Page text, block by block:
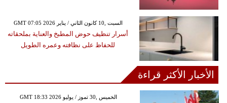
GMT 07:05 2026 السبت ,10 كانون الثاني / يناير
أسرار تنظيف حوض المطبخ والعناية بملحقاته
للحفاظ على نظافته وعمره الطويل
الأخبار الأكثر قراءة
GMT 18:33 2026 الخميس ,30 تموز / يوليو